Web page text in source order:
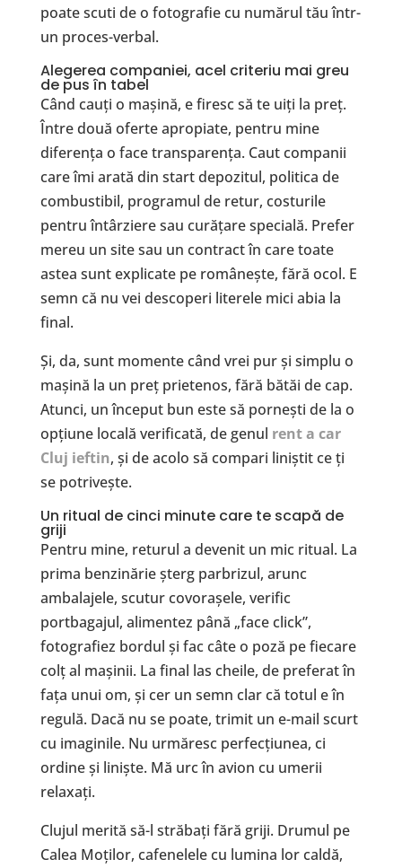
poate scuti de o fotografie cu numărul tău într-
un proces-verbal.
Alegerea companiei, acel criteriu mai greu
de pus în tabel
Când cauți o mașină, e firesc să te uiți la preț.
Între două oferte apropiate, pentru mine
diferența o face transparența. Caut companii
care îmi arată din start depozitul, politica de
combustibil, programul de retur, costurile
pentru întârziere sau curățare specială. Prefer
mereu un site sau un contract în care toate
astea sunt explicate pe românește, fără ocol. E
semn că nu vei descoperi literele mici abia la
final.
Și, da, sunt momente când vrei pur și simplu o
mașină la un preț prietenos, fără bătăi de cap.
Atunci, un început bun este să pornești de la o
opțiune locală verificată, de genul rent a car
Cluj ieftin, și de acolo să compari liniștit ce ți
se potrivește.
Un ritual de cinci minute care te scapă de
griji
Pentru mine, returul a devenit un mic ritual. La
prima benzinărie șterg parbrizul, arunc
ambalajele, scutur covorașele, verific
portbagajul, alimentez până „face click”,
fotografiez bordul și fac câte o poză pe fiecare
colț al mașinii. La final las cheile, de preferat în
fața unui om, și cer un semn clar că totul e în
regulă. Dacă nu se poate, trimit un e-mail scurt
cu imaginile. Nu urmăresc perfecțiunea, ci
ordine și liniște. Mă urc în avion cu umerii
relaxați.
Clujul merită să-l străbați fără griji. Drumul pe
Calea Moților, cafenelele cu lumina lor caldă,